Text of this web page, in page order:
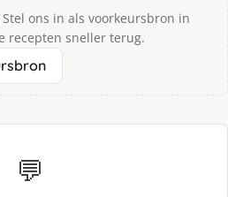
Stel ons in als voorkeursbron in
recepten sneller terug.
💬